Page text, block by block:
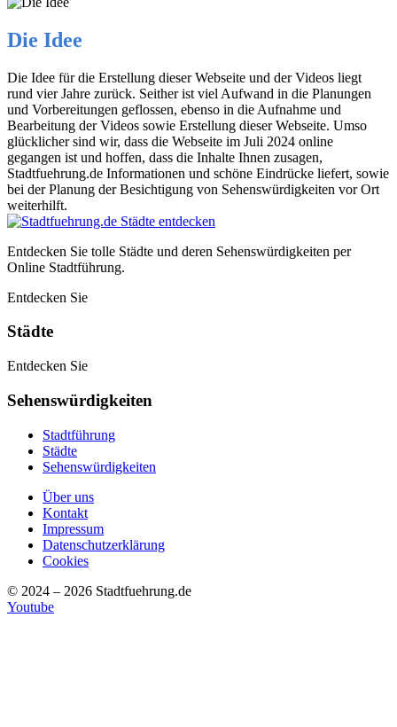
Die Idee
Die Idee für die Erstellung dieser Webseite und der Videos liegt
rund vier Jahre zurück. Seither ist viel Aufwand in die Planungen
und Vorbereitungen geflossen, ebenso in die Aufnahme und
Bearbeitung der Videos sowie Erstellung dieser Webseite. Umso
glücklicher sind wir, dass die Webseite im Juli 2024 online
gegangen ist und hoffen, dass die Inhalte Ihnen zusagen,
Stadtfuehrung.de Informationen und schöne Eindrücke liefert, sowie
bei der Planung der Besichtigung von Sehenswürdigkeiten vor Ort
weiterhilft.
Entdecken Sie tolle Städte und deren Sehenswürdigkeiten per
Online Stadtführung.
Entdecken Sie
Städte
Entdecken Sie
Sehenswürdigkeiten
Stadtführung
Städte
Sehenswürdigkeiten
Über uns
Kontakt
Impressum
Datenschutzerklärung
Cookies
© 2024 – 2026 Stadtfuehrung.de
Youtube